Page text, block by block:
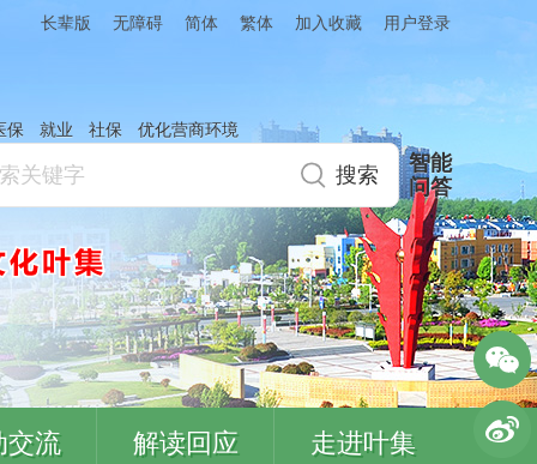
长辈版 无障碍 简体 繁体 加入收藏 用户登录
保 就业 社保 优化营商环境
智能
问答
交流 解读回应 走进叶集